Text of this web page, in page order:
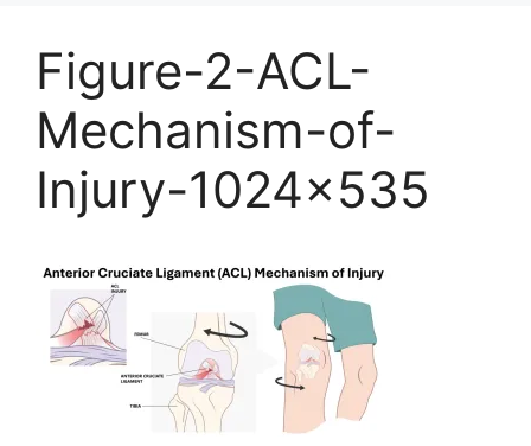
Figure-2-ACL-
Mechanism-of-
Injury-1024×535